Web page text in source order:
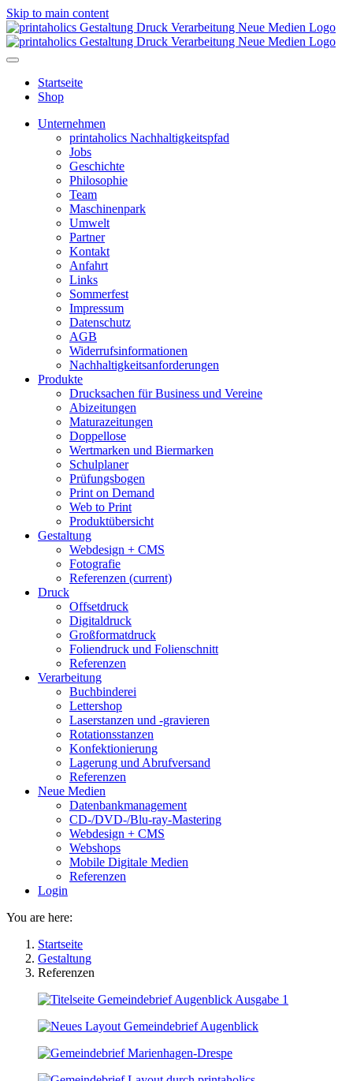
Skip to main content
Startseite
Shop
Unternehmen
printaholics Nachhaltigkeitspfad
Jobs
Geschichte
Philosophie
Team
Maschinenpark
Umwelt
Partner
Kontakt
Anfahrt
Links
Sommerfest
Impressum
Datenschutz
AGB
Widerrufsinformationen
Nachhaltigkeitsanforderungen
Produkte
Drucksachen für Business und Vereine
Abizeitungen
Maturazeitungen
Doppellose
Wertmarken und Biermarken
Schulplaner
Prüfungsbogen
Print on Demand
Web to Print
Produktübersicht
Gestaltung
Webdesign + CMS
Fotografie
Referenzen (current)
Druck
Offsetdruck
Digitaldruck
Großformatdruck
Foliendruck und Folienschnitt
Referenzen
Verarbeitung
Buchbinderei
Lettershop
Laserstanzen und -gravieren
Rotationsstanzen
Konfektionierung
Lagerung und Abrufversand
Referenzen
Neue Medien
Datenbankmanagement
CD-/DVD-/Blu-ray-Mastering
Webdesign + CMS
Webshops
Mobile Digitale Medien
Referenzen
Login
You are here:
Startseite
Gestaltung
Referenzen